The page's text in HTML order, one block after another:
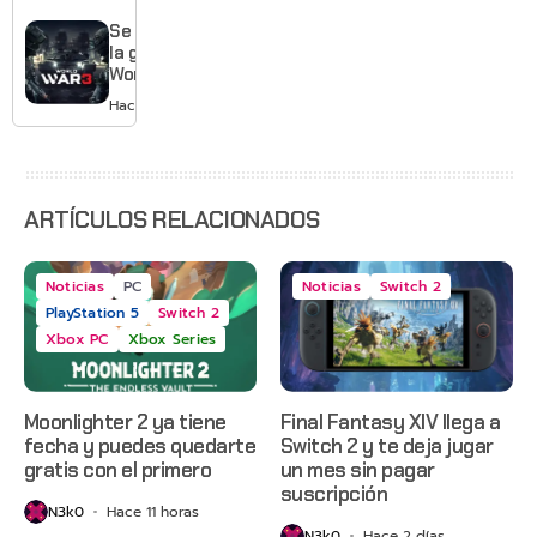
War: E-
Day,
Grounded
Se acabó
la guerra:
World War
3 apaga
sus
Hace 2 días
ARTÍCULOS RELACIONADOS
Noticias
PC
PlayStation 5
Switch 2
Xbox PC
Xbox Series
Moonlighter 2 ya tiene
fecha y puedes quedarte
gratis con el primero
N3k0 Hace 11 horas
Noticias Switch 2
Final Fantasy XIV llega a
Switch 2 y te deja jugar
un mes sin pagar
suscripción